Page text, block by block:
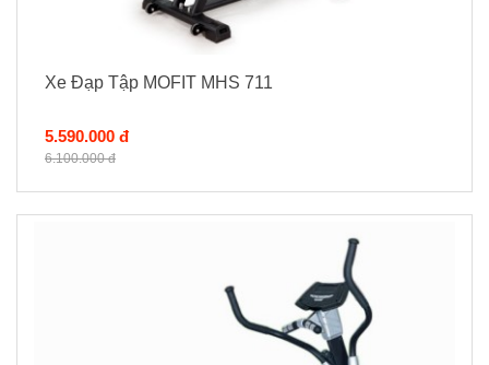
Xe Đạp Tập MOFIT MHS 711
5.590.000 đ
6.100.000 đ